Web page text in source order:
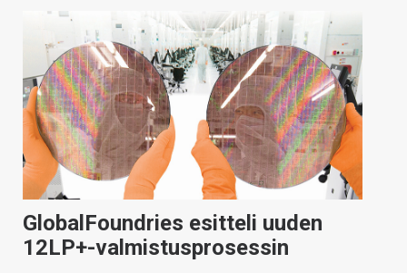
GlobalFoundries esitteli uuden
12LP+-valmistusprosessin